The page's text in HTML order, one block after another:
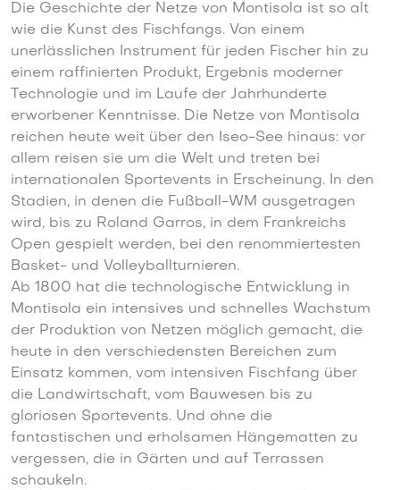
Die Geschichte der Netze von Montisola ist so alt
wie die Kunst des Fischfangs. Von einem
unerlässlichen Instrument für jeden Fischer hin zu
einem raffinierten Produkt, Ergebnis moderner
Technologie und im Laufe der Jahrhunderte
erworbener Kenntnisse. Die Netze von Montisola
reichen heute weit über den Iseo-See hinaus: vor
allem reisen sie um die Welt und treten bei
internationalen Sportevents in Erscheinung. In den
Stadien, in denen die Fußball-WM ausgetragen
wird, bis zu Roland Garros, in dem Frankreichs
Open gespielt werden, bei den renommiertesten
Basket- und Volleyballturnieren.
Ab 1800 hat die technologische Entwicklung in
Montisola ein intensives und schnelles Wachstum
der Produktion von Netzen möglich gemacht, die
heute in den verschiedensten Bereichen zum
Einsatz kommen, vom intensiven Fischfang über
die Landwirtschaft, vom Bauwesen bis zu
gloriosen Sportevents. Und ohne die
fantastischen und erholsamen Hängematten zu
vergessen, die in Gärten und auf Terrassen
schaukeln.